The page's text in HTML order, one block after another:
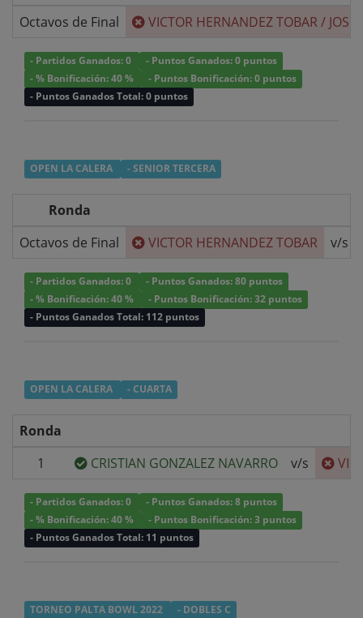
Octavos de Final
VICTOR HERNANDEZ TOBAR/
- Partidos Ganados: 0
- Puntos Ganados: 0 puntos
- % Bonificación: 40 %
- Puntos Bonificación: 0 puntos
- Puntos Ganados Total: 0 puntos
OPEN LA CALERA - SENIOR TERCERA
Ronda
Octavos de Final
VICTOR HERNANDEZ TOBAR v/s
- Partidos Ganados: 0
- Puntos Ganados: 80 puntos
- % Bonificación: 40 %
- Puntos Bonificación: 32 puntos
- Puntos Ganados Total: 112 puntos
OPEN LA CALERA - CUARTA
Ronda
1
CRISTIAN GONZALEZ NAVARRO v/s
- Partidos Ganados: 0
- Puntos Ganados: 8 puntos
- % Bonificación: 40 %
- Puntos Bonificación: 3 puntos
- Puntos Ganados Total: 11 puntos
TORNEO PALTA BOWL 2022 - DOBLES C